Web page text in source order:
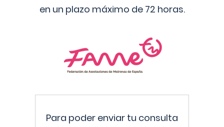
en un plazo máximo de 72 horas.
Para poder enviar tu consulta